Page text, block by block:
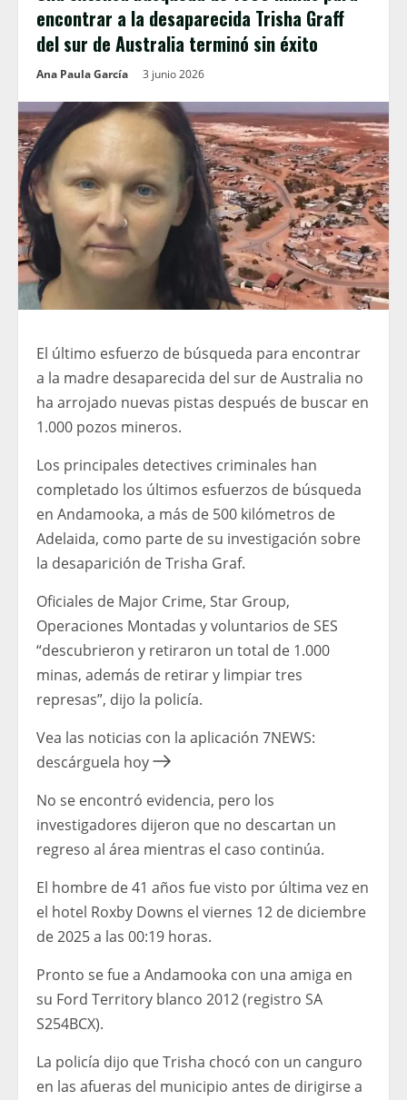
encontrar a la desaparecida Trisha Graff
del sur de Australia terminó sin éxito
Ana Paula García 3 junio 2026
El último esfuerzo de búsqueda para encontrar
a la madre desaparecida del sur de Australia no
ha arrojado nuevas pistas después de buscar en
1.000 pozos mineros.
Los principales detectives criminales han
completado los últimos esfuerzos de búsqueda
en Andamooka, a más de 500 kilómetros de
Adelaida, como parte de su investigación sobre
la desaparición de Trisha Graf.
Oficiales de Major Crime, Star Group,
Operaciones Montadas y voluntarios de SES
“descubrieron y retiraron un total de 1.000
minas, además de retirar y limpiar tres
represas”, dijo la policía.
Vea las noticias con la aplicación 7NEWS:
descárguela hoy
No se encontró evidencia, pero los
investigadores dijeron que no descartan un
regreso al área mientras el caso continúa.
El hombre de 41 años fue visto por última vez en
el hotel Roxby Downs el viernes 12 de diciembre
de 2025 a las 00:19 horas.
Pronto se fue a Andamooka con una amiga en
su Ford Territory blanco 2012 (registro SA
S254BCX).
La policía dijo que Trisha chocó con un canguro
en las afueras del municipio antes de dirigirse a